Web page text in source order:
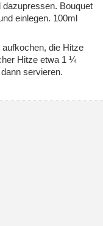
dazupressen. Bouquet
einlegen. 100ml
die Hitze
Hitze etwa 1 ¼
servieren.